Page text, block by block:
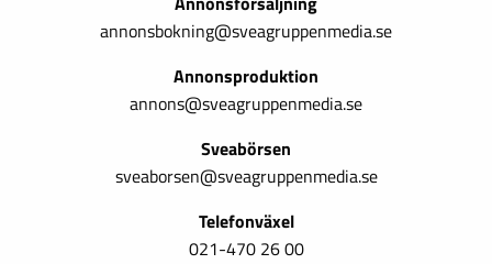
annonsbokning@sveagruppenmedia.se
Annonsproduktion
annons@sveagruppenmedia.se
Sveabörsen
sveaborsen@sveagruppenmedia.se
Telefonväxel
021-470 26 00